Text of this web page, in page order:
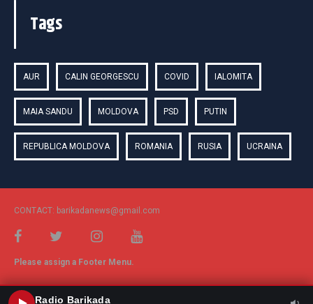
Tags
AUR CALIN GEORGESCU COVID IALOMITA
MAIA SANDU MOLDOVA PSD PUTIN
REPUBLICA MOLDOVA ROMANIA RUSIA UCRAINA
CONTACT: barikadanews@gmail.com
Please assign a Footer Menu.
Radio Barikada